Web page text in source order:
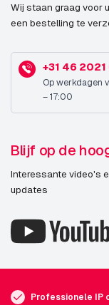
Wij staan graag voor
een bestelling te
+31 46
Op werkdagen
– 17:00
Blijf op de
Interessante video's
updates
Professionele IP